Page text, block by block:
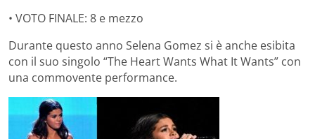
• VOTO FINALE: 8 e mezzo
Durante questo anno Selena Gomez si è anche esibita
con il suo singolo “The Heart Wants What It Wants” con
una commovente performance.